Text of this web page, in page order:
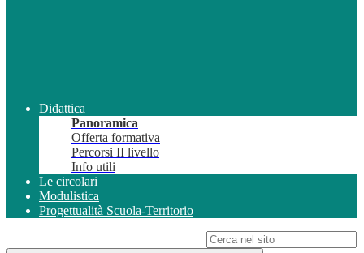
Didattica
Panoramica
Offerta formativa
Percorsi II livello
Info utili
Le circolari
Modulistica
Progettualità Scuola-Territorio